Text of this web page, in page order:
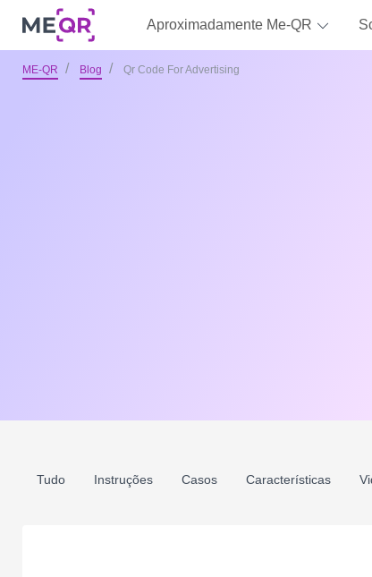
Aproximadamente Me-QR
ME-QR Blog Qr Code For Advertising
Tudo Instruções Casos Características